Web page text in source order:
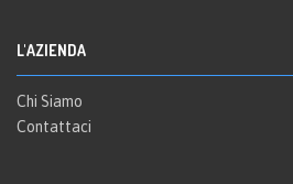
L'AZIENDA
Chi Siamo
Contattaci